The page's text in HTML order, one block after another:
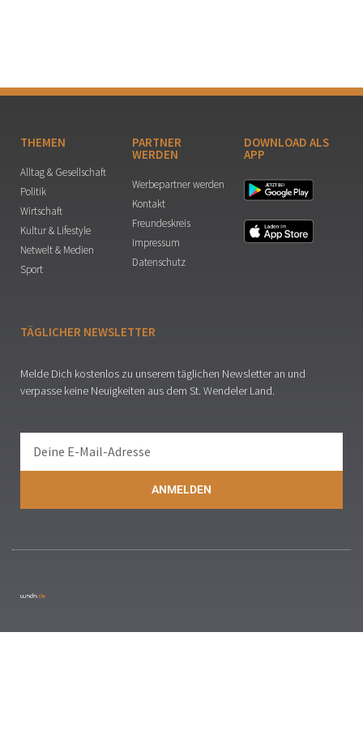
THEMEN
Alltag & Gesellschaft
Politik
Wirtschaft
Kultur & Lifestyle
Netwelt & Medien
Sport
PARTNER
WERDEN
Werbepartner werden
Kontakt
Freundeskreis
Impressum
Datenschutz
DOWNLOAD ALS
APP
TÄGLICHER NEWSLETTER
Melde Dich kostenlos zu unserem täglichen Newsletter an und
verpasse keine Neuigkeiten aus dem St. Wendeler Land.
ANMELDEN